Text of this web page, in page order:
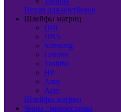
Петли для ноутбуков
Шлейфы матриц
Dell
DNS
Samsung
Lenovo
Toshiba
HP
Asus
Acer
Шлейфы матриц
Чипы / микросхемы